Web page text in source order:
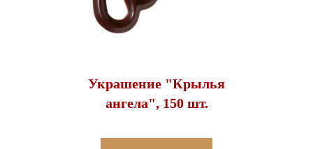
Украшение "Крылья
ангела", 150 шт.